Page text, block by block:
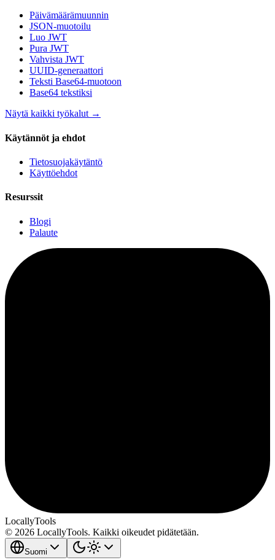
Päivämäärämuunnin
JSON-muotoilu
Luo JWT
Pura JWT
Vahvista JWT
UUID-generaattori
Teksti Base64-muotoon
Base64 tekstiksi
Näytä kaikki työkalut→
Käytännöt ja ehdot
Tietosuojakäytäntö
Käyttöehdot
Resurssit
Blogi
Palaute
LocallyTools
© 2026 LocallyTools. Kaikki oikeudet pidätetään.
Suomi